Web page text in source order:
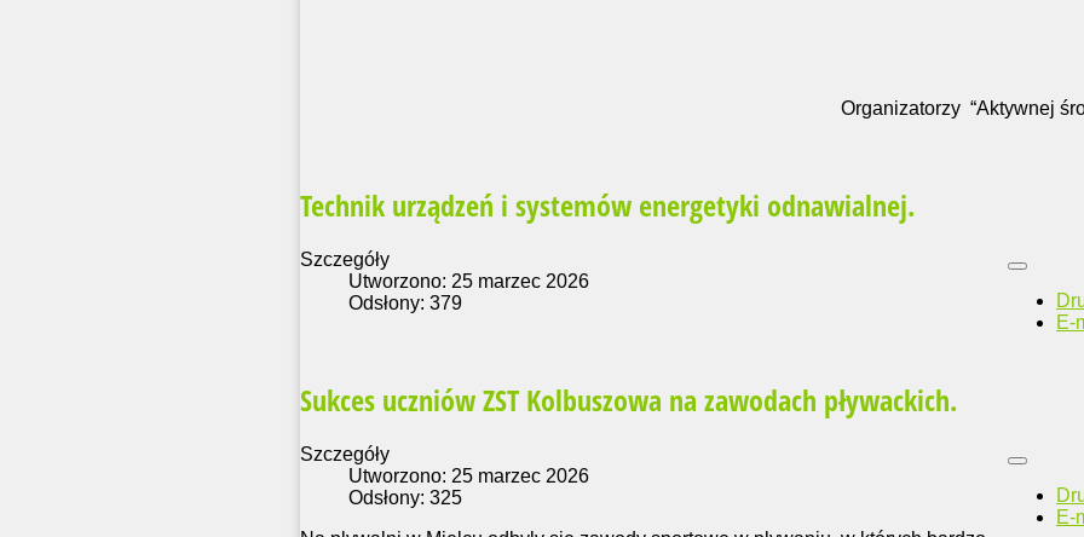
Organizatorzy “Aktywnej
Technik urządzeń i systemów energetyki odnawialnej.
E-
Szczegóły
Utworzono: 25 marzec 2026
Odsłony: 379
Sukces uczniów ZST Kolbuszowa na zawodach pływackich.
E-
Szczegóły
Utworzono: 25 marzec 2026
Odsłony: 325